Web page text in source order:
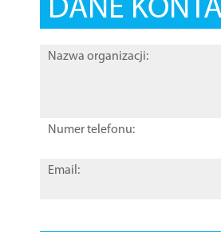
DANE
Nazwa organizacji:
Numer telefonu:
Email: